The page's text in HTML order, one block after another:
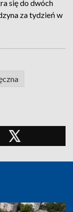
się do dwóch
za tydzień w